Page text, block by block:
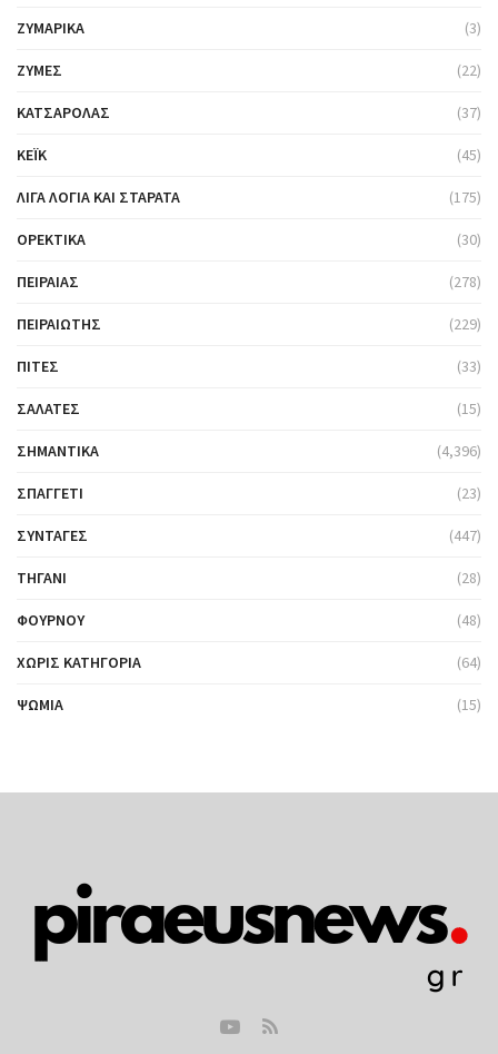
ΖΥΜΑΡΙΚΆ (3)
ΖΎΜΕΣ (22)
ΚΑΤΣΑΡΌΛΑΣ (37)
ΚΈΙΚ (45)
ΛΊΓΑ ΛΌΓΙΑ ΚΑΙ ΣΤΑΡΆΤΑ (175)
ΟΡΕΚΤΙΚΆ (30)
ΠΕΙΡΑΙΆΣ (278)
ΠΕΙΡΑΙΏΤΗΣ (229)
ΠΊΤΕΣ (33)
ΣΑΛΆΤΕΣ (15)
ΣΗΜΑΝΤΙΚΆ (4,396)
ΣΠΑΓΓΈΤΙ (23)
ΣΥΝΤΑΓΈΣ (447)
ΤΗΓΆΝΙ (28)
ΦΟΎΡΝΟΥ (48)
ΧΩΡΊΣ ΚΑΤΗΓΟΡΊΑ (64)
ΨΩΜΙΆ (15)